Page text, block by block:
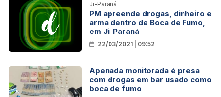
Ji-Paraná
PM apreende drogas, dinheiro e
arma dentro de Boca de Fumo,
em Ji-Paraná
22/03/2021 | 09:52
Apenada monitorada é presa
com drogas em bar usado como
boca de fumo